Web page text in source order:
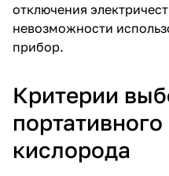
отключения
невозможности
прибор.
Критерии
кислорода